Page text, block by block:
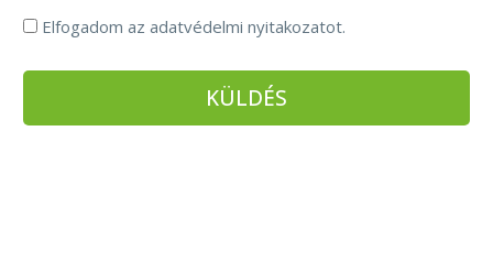
Elfogadom az adatvédelmi nyitakozatot.